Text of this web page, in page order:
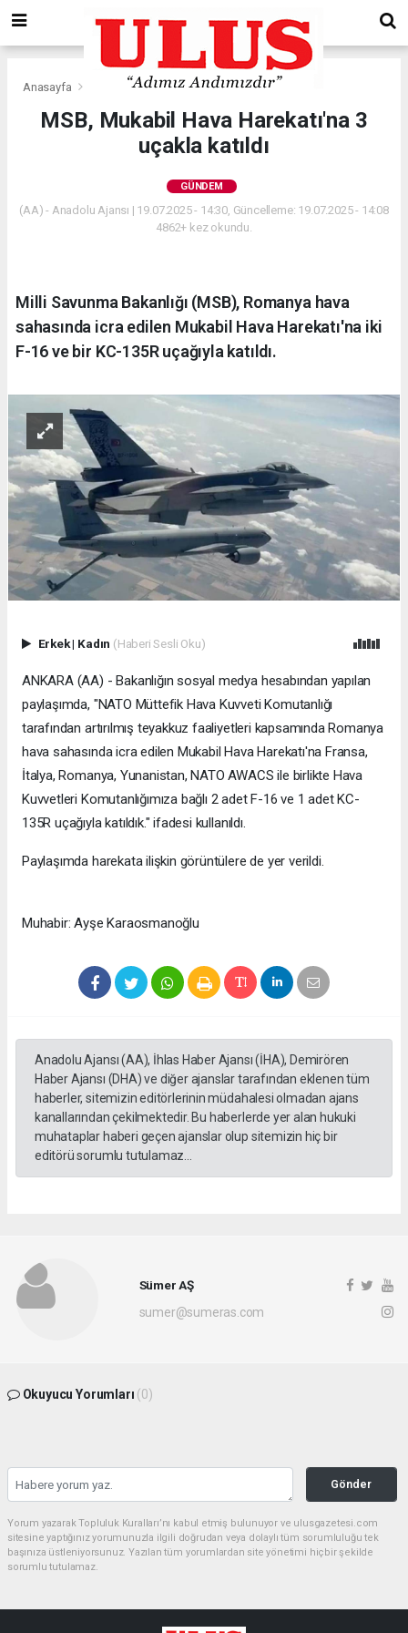
Anasayfa Gündem
MSB, Mukabil Hava Harekatı'na 3
uçakla katıldı
GÜNDEM
(AA) - Anadolu Ajansı | 19.07.2025 - 14:30, Güncelleme: 19.07.2025 - 14:08
4862+ kez okundu.
Milli Savunma Bakanlığı (MSB), Romanya hava
sahasında icra edilen Mukabil Hava Harekatı'na iki
F-16 ve bir KC-135R uçağıyla katıldı.
Erkek| Kadın (Haberi Sesli Oku)
ANKARA (AA) - Bakanlığın sosyal medya hesabından yapılan
paylaşımda, "NATO Müttefik Hava Kuvveti Komutanlığı
tarafından artırılmış teyakkuz faaliyetleri kapsamında Romanya
hava sahasında icra edilen Mukabil Hava Harekatı'na Fransa,
İtalya, Romanya, Yunanistan, NATO AWACS ile birlikte Hava
Kuvvetleri Komutanlığımıza bağlı 2 adet F-16 ve 1 adet KC-
135R uçağıyla katıldık." ifadesi kullanıldı.
Paylaşımda harekata ilişkin görüntülere de yer verildi.
Muhabir: Ayşe Karaosmanoğlu
Anadolu Ajansı (AA), İhlas Haber Ajansı (İHA), Demirören
Haber Ajansı (DHA) ve diğer ajanslar tarafından eklenen tüm
haberler, sitemizin editörlerinin müdahalesi olmadan ajans
kanallarından çekilmektedir. Bu haberlerde yer alan hukuki
muhataplar haberi geçen ajanslar olup sitemizin hiç bir
editörü sorumlu tutulamaz...
Sümer AŞ
sumer@sumeras.com
Okuyucu Yorumları (0)
Gönder
Yorum yazarak Topluluk Kuralları’nı kabul etmiş bulunuyor ve ulusgazetesi.com
sitesine yaptığınız yorumunuzla ilgili doğrudan veya dolaylı tüm sorumluluğu tek
başınıza üstleniyorsunuz. Yazılan tüm yorumlardan site yönetimi hiçbir şekilde
sorumlu tutulamaz.